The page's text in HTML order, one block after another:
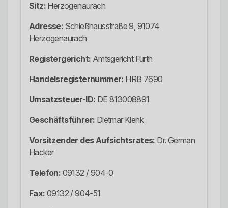
Sitz: Herzogenaurach
Adresse: Schießhausstraße 9, 91074
Herzogenaurach
Registergericht: Amtsgericht Fürth
Handelsregisternummer: HRB 7690
Umsatzsteuer-ID: DE 813008891
Geschäftsführer: Dietmar Klenk
Vorsitzender des Aufsichtsrates: Dr. German
Hacker
Telefon: 09132 / 904-0
Fax: 09132 / 904-51